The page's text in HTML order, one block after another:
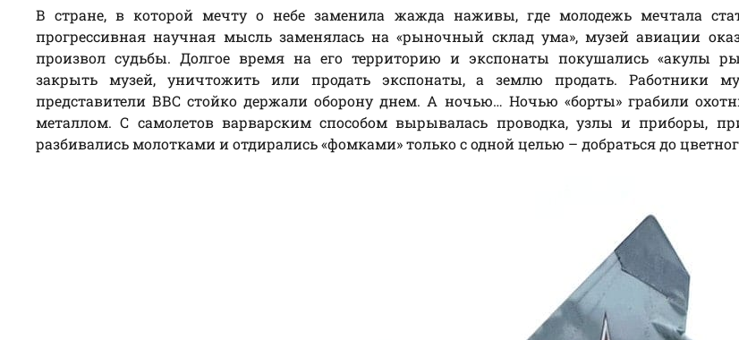
В стране, в которой мечту о небе заменила жажда наживы, где молодежь мечтала
прогрессивная научная мысль заменялась на «рыночный склад ума», музей авиации
произвол судьбы. Долгое время на его территорию и экспонаты покушались «акулы
закрыть музей, уничтожить или продать экспонаты, а землю продать. Работники
представители ВВС стойко держали оборону днем. А ночью… Ночью «борты» грабили
металлом. С самолетов варварским способом вырывалась проводка, узлы и приборы,
разбивались молотками и отдирались «фомками» только с одной целью – добраться до